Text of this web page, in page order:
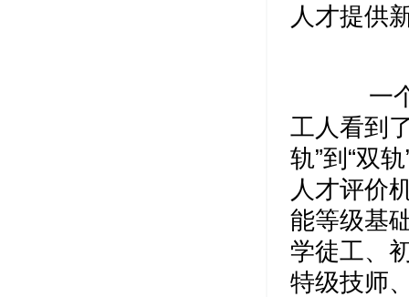
人才提供
一个
工人看到
轨”到“双
人才评价
能等级基
学徒工、
特级技师